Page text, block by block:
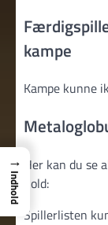
kampe
Kampe kunne
Her kan du se
hold:
Spillerlisten
→
Indhold